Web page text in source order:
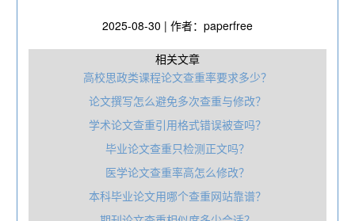
2025-08-30 | 作者：paperfree
相关文章
高校思政类课程论文查重率要求多少？
论文撰写怎么避免多次查重与修改？
学术论文查重引用格式错误被查吗？
毕业论文查重只检测正文吗？
医学论文查重率高怎么修改？
本科毕业论文用哪个查重网站靠谱？